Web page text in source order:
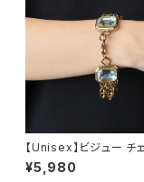
【Unisex】ビジュー チ
レスレット / 古着 アクセ
N0737
¥5,980